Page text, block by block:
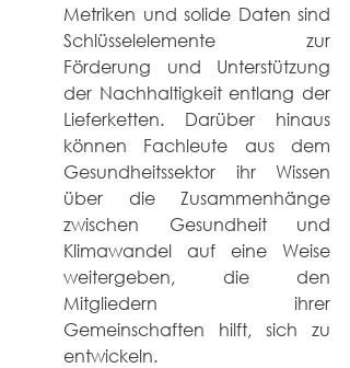
Metriken und solide Daten sind
Schlüsselelemente zur
Förderung und Unterstützung
der Nachhaltigkeit entlang der
Lieferketten. Darüber hinaus
können Fachleute aus dem
Gesundheitssektor ihr Wissen
über die Zusammenhänge
zwischen Gesundheit und
Klimawandel auf eine Weise
weitergeben, die den
Mitgliedern ihrer
Gemeinschaften hilft, sich zu
entwickeln.